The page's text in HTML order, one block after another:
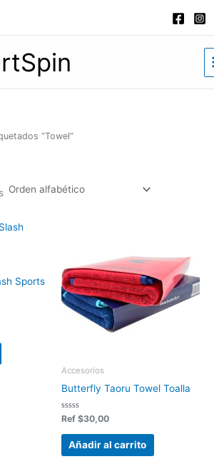
“Towel”
Sports
Accesorios
Butterfly Taoru Towel Toalla
Valorado
0
Ref $30,00
Añadir al carrito